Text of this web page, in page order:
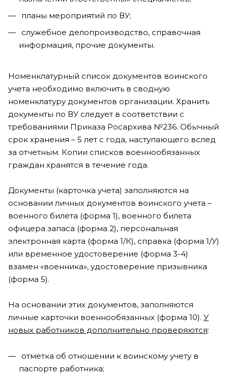
планы мероприятий по ВУ;
служебное делопроизводство, справочная
информация, прочие документы.
Номенклатурный список документов воинского
учета необходимо включить в сводную
номенклатуру документов организации. Хранить
документы по ВУ следует в соответствии с
требованиями Приказа Росархива №236. Обычный
срок хранения – 5 лет с года, наступающего вслед
за отчетным. Копии списков военнообязанных
граждан хранятся в течение года.
Документы (карточка учета) заполняются на
основании личных документов воинского учета –
военного билета (форма 1), военного билета
офицера запаса (форма 2), персональная
электронная карта (форма 1/К), справка (форма 1/У)
или временное удостоверение (форма 3-4)
взамен «военника», удостоверение призывника
(форма 5).
На основании этих документов, заполняются
личные карточки военнообязанных (форма 10). У
новых работников дополнительно проверяются:
отметка об отношении к воинскому учету в
паспорте работника;